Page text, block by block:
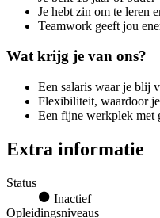
Je hebt zin om te leren
Teamwork geeft jou
Wat krijg je van ons?
Een salaris waar je blij
Flexibiliteit, waardoor
Een fijne werkplek met
Extra informatie
Status
Inactief
Opleidingsniveaus